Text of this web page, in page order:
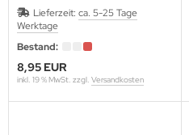
Lieferzeit: ca. 5-25 Tage
Werktage
Bestand:
8,95 EUR
inkl. 19 % MwSt. zzgl. Versandkosten
EAGLE
FLASH ARCHERY
WIDOW